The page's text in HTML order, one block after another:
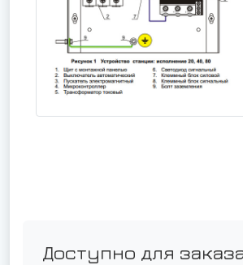
Доступно для